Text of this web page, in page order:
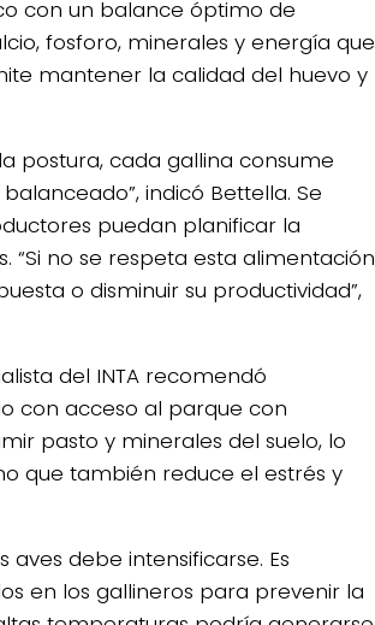
con un balance óptimo de
fosforo, minerales y energía que
mantener la calidad del huevo y
postura, cada gallina consume
indicó Bettella. Se
puedan planificar la
“Si no se respeta esta alimentación
o disminuir su productividad”,
del INTA recomendó
con acceso al parque con
pasto y minerales del suelo, lo
que también reduce el estrés y
debe intensificarse. Es
en los gallineros para prevenir la